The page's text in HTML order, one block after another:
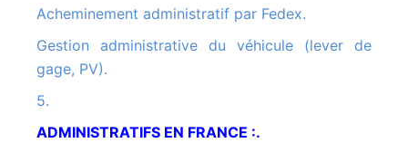
Acheminement administratif par Fedex.
Gestion administrative du véhicule (lever de
gage, PV).
5.
ADMINISTRATIFS EN FRANCE :.